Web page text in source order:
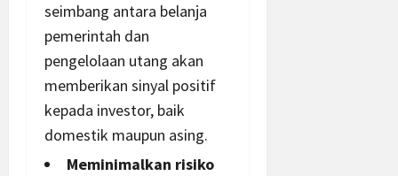
seimbang antara belanja
pemerintah dan
pengelolaan utang akan
memberikan sinyal positif
kepada investor, baik
domestik maupun asing.
Meminimalkan risiko